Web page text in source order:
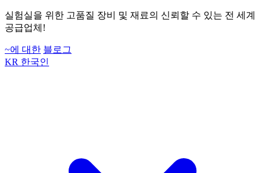
실험실을 위한 고품질 장비 및 재료의 신뢰할 수 있는 전 세계
공급업체!
~에 대한 블로그
KR 한국인